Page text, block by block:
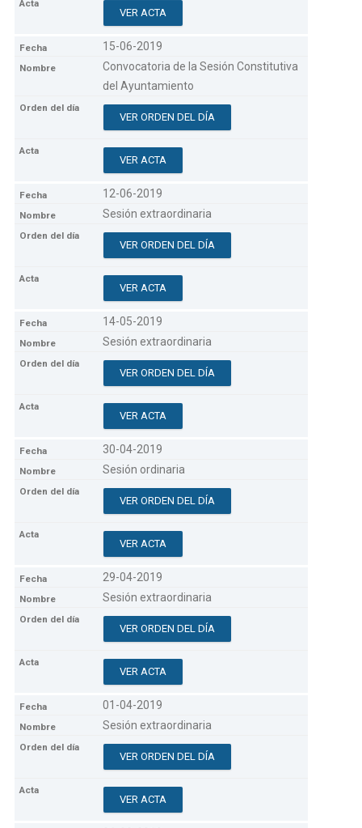
VER ACTA
15-06-2019
Convocatoria de la Sesión Constitutiva
del Ayuntamiento
VER ORDEN DEL DÍA
VER ACTA
12-06-2019
Sesión extraordinaria
VER ORDEN DEL DÍA
VER ACTA
14-05-2019
Sesión extraordinaria
VER ORDEN DEL DÍA
VER ACTA
30-04-2019
Sesión ordinaria
VER ORDEN DEL DÍA
VER ACTA
29-04-2019
Sesión extraordinaria
VER ORDEN DEL DÍA
VER ACTA
01-04-2019
Sesión extraordinaria
VER ORDEN DEL DÍA
VER ACTA